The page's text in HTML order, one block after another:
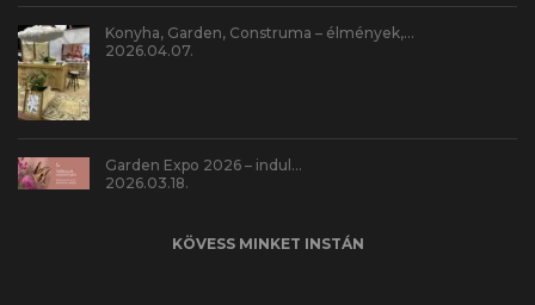
Konyha, Garden, Construma – élmények,…
2026.04.07.
Garden Expo 2026 – indul…
2026.03.18.
KÖVESS MINKET INSTÁN